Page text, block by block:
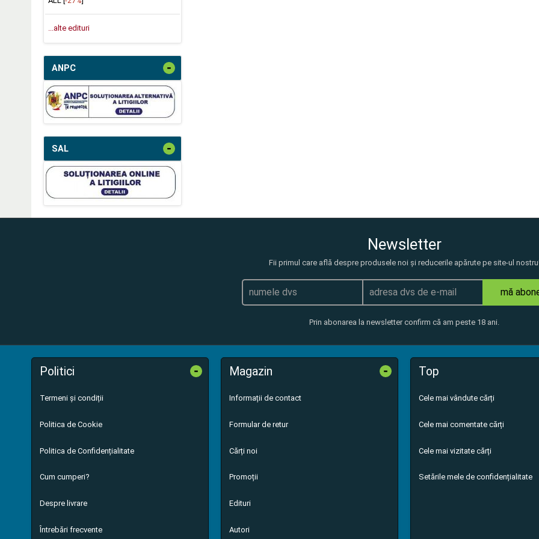
...alte edituri
ANPC -
SAL -
Newsletter
Fii primul care află despre produsele noi și reducerile apărute pe site-ul
mă
Prin abonarea la newsletter confirm că am peste 18 ani.
Politici -
Termeni și condiții
Politica de Cookie
Politica de Confidențialitate
Cum cumperi?
Despre livrare
Întrebări frecvente
Magazin -
Informații de contact
Formular de retur
Cărți noi
Promoții
Edituri
Autori
Top
Cele mai vândute cărți
Cele mai comentate cărți
Cele mai vizitate cărți
Setările mele de confidențialitate